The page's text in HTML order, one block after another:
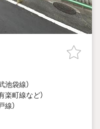
池袋線）
楽町線など）
線）